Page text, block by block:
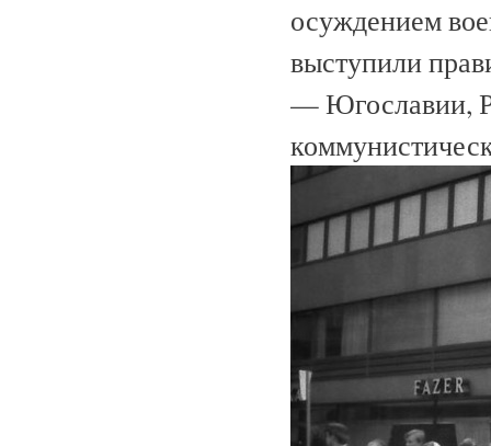
осуждением
выступили
— Югославии,